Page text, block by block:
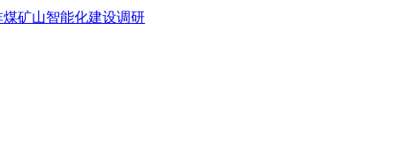
矿山智能化建设调研